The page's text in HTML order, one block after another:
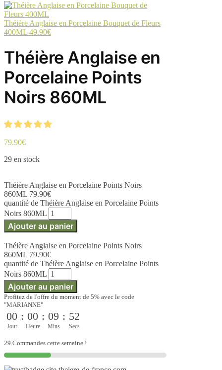
Théière Anglaise en Porcelaine Bouquet de Fleurs
400ML 49.90€
Théière Anglaise en
Porcelaine Points
Noirs 860ML
79.90€
29 en stock
Théière Anglaise en Porcelaine Points Noirs
860ML 79.90€
quantité de Théière Anglaise en Porcelaine Points
Noirs 860ML
Ajouter au panier
Théière Anglaise en Porcelaine Points Noirs
860ML 79.90€
quantité de Théière Anglaise en Porcelaine Points
Noirs 860ML
Ajouter au panier
Profitez de l'offre du moment de 5% avec le code
"MARIANNE"
00
Jour
: 00
Heure
: 09
Mins
: 52
Secs
29 Commandes cette semaine !